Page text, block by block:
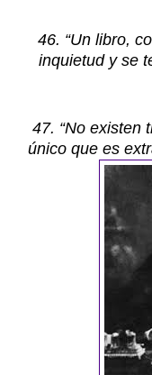
46. “Un libro,
inquietud y se
47. “No existen
único que es